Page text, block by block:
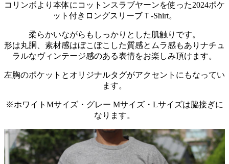
コリンボより本体にコットンスラブヤーンを使った2024ポケ
ット付きロングスリーブＴ-Shirt。
柔らかいながらもしっかりとした肌触りです。
形は丸胴、素材感はぼこぼこした質感とムラ感もありナチュ
ラルなヴィンテージ感のある表情をお楽しみ頂けます。
左胸のポケットとオリジナルタグがアクセントにもなってい
ます。
※ホワイトMサイズ・グレー Mサイズ・Lサイズは脇接ぎに
なります。